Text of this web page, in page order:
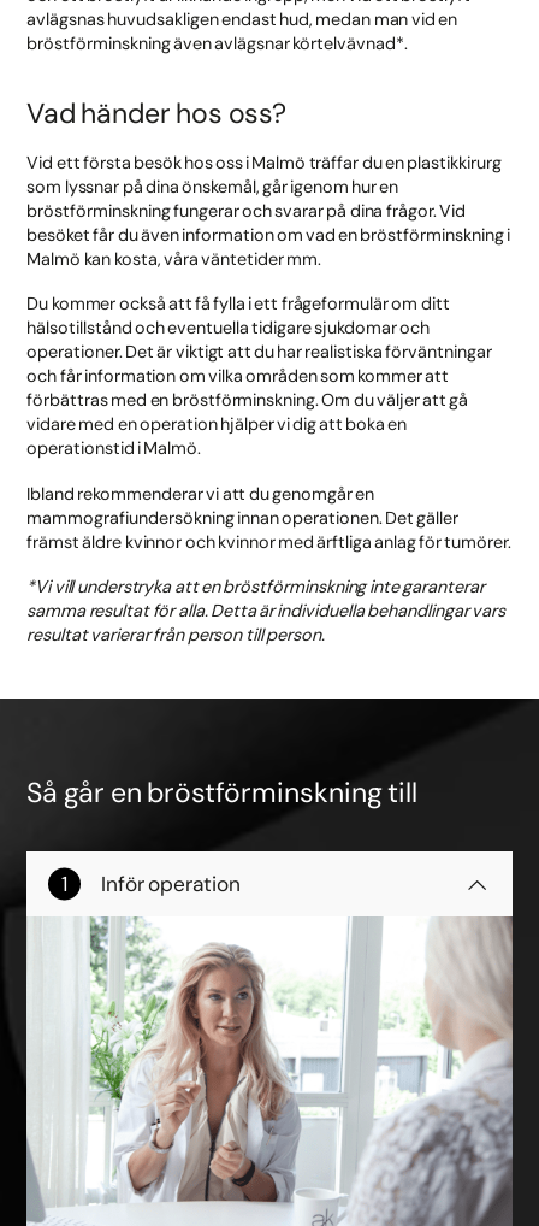
avlägsnas huvudsakligen endast hud, medan man vid en
bröstförminskning även avlägsnar körtelvävnad*.
Vad händer hos oss?
Vid ett första besök hos oss i Malmö träffar du en plastikkirurg
som lyssnar på dina önskemål, går igenom hur en
bröstförminskning fungerar och svarar på dina frågor. Vid
besöket får du även information om vad en bröstförminskning i
Malmö kan kosta, våra väntetider mm.
Du kommer också att få fylla i ett frågeformulär om ditt
hälsotillstånd och eventuella tidigare sjukdomar och
operationer. Det är viktigt att du har realistiska förväntningar
och får information om vilka områden som kommer att
förbättras med en bröstförminskning. Om du väljer att gå
vidare med en operation hjälper vi dig att boka en
operationstid i Malmö.
Ibland rekommenderar vi att du genomgår en
mammografiundersökning innan operationen. Det gäller
främst äldre kvinnor och kvinnor med ärftliga anlag för tumörer.
*Vi vill understryka att en bröstförminskning inte garanterar
samma resultat för alla. Detta är individuella behandlingar vars
resultat varierar från person till person.
Så går en bröstförminskning till
Inför operation